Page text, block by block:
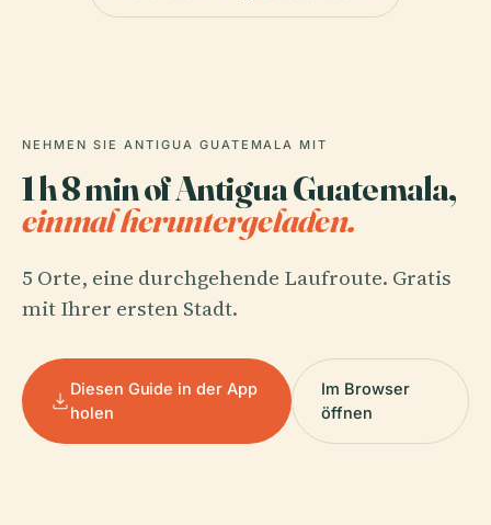
NEHMEN SIE ANTIGUA GUATEMALA MIT
1 h 8 min of Antigua Guatemala,
einmal heruntergeladen.
5 Orte, eine durchgehende Laufroute. Gratis
mit Ihrer ersten Stadt.
Diesen Guide in der App
holen
Im Browser
öffnen